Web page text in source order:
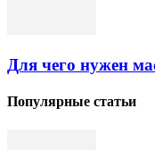
Для чего нужен
Популярные статьи